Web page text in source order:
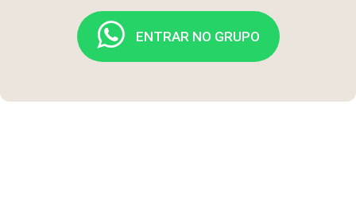
ENTRAR NO GRUPO